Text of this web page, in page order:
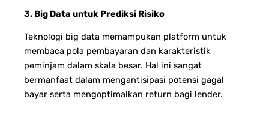
3. Big Data untuk Prediksi Risiko
Teknologi big data memampukan platform untuk
membaca pola pembayaran dan karakteristik
peminjam dalam skala besar. Hal ini sangat
bermanfaat dalam mengantisipasi potensi gagal
bayar serta mengoptimalkan return bagi lender.